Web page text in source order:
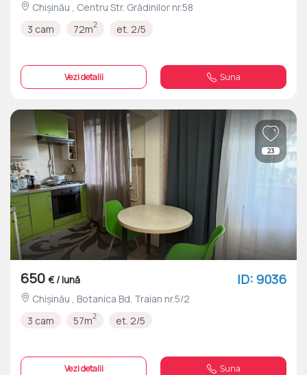
Chișinău , Centru Str. Grădinilor nr.58
3 cam
72m2 et. 2/5
Vezi detalii Suna
23
650 € / lună ID: 9036
Chișinău , Botanica Bd. Traian nr.5/2
3 cam
57m2 et. 2/5
Vezi detalii Suna